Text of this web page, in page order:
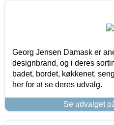
Georg Jensen Damask er
designbrand, og i deres
badet, bordet, køkkenet,
her for at se deres udvalg.
Se udvalget